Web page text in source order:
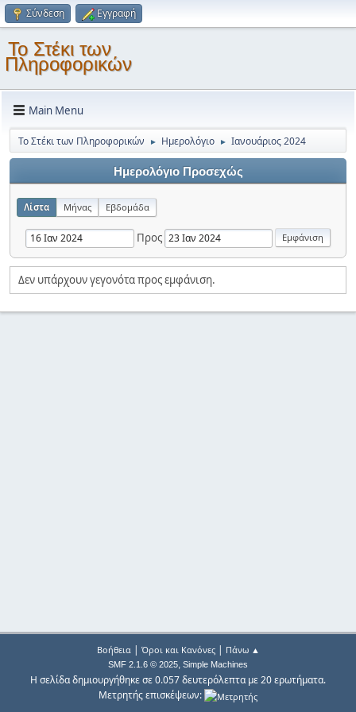
Σύνδεση Εγγραφή
Το Στέκι των
Πληροφορικών
Main Menu
Το Στέκι των Πληροφορικών ► Ημερολόγιο ► Ιανουάριος 2024
Ημερολόγιο Προσεχώς
Λίστα Μήνας Εβδομάδα
Προς
Δεν υπάρχουν γεγονότα προς εμφάνιση.
Βοήθεια| Όροι και Κανόνες| Πάνω ▲
SMF 2.1.6 © 2025, Simple Machines
Η σελίδα δημιουργήθηκε σε 0.057 δευτερόλεπτα με 20 ερωτήματα.
Μετρητής επισκέψεων: